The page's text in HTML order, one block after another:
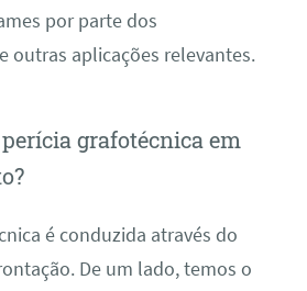
por parte dos
outras aplicações relevantes.
grafotécnica em
é conduzida através do
De um lado, temos o